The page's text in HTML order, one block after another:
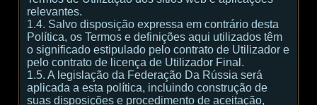
relevantes.
1.4. Salvo disposição expressa em contrário desta
Política, os Termos e definições aqui utilizados têm
o significado estipulado pelo contrato de Utilizador e
pelo contrato de licença de Utilizador Final.
1.5. A legislação da Federação Da Rússia será
aplicada a esta política, incluindo construção de
suas disposições e procedimento de aceitação,